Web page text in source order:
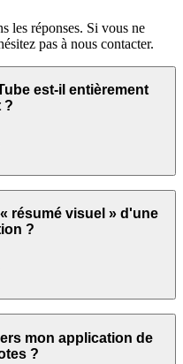
les réponses. Si vous ne
pas à nous contacter.
est-il entièrement
?
résumé visuel » d'une
?
mon application de
?